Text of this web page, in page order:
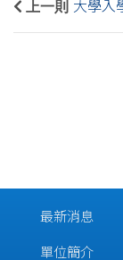
上一則 大學入
最新消息
單位簡介